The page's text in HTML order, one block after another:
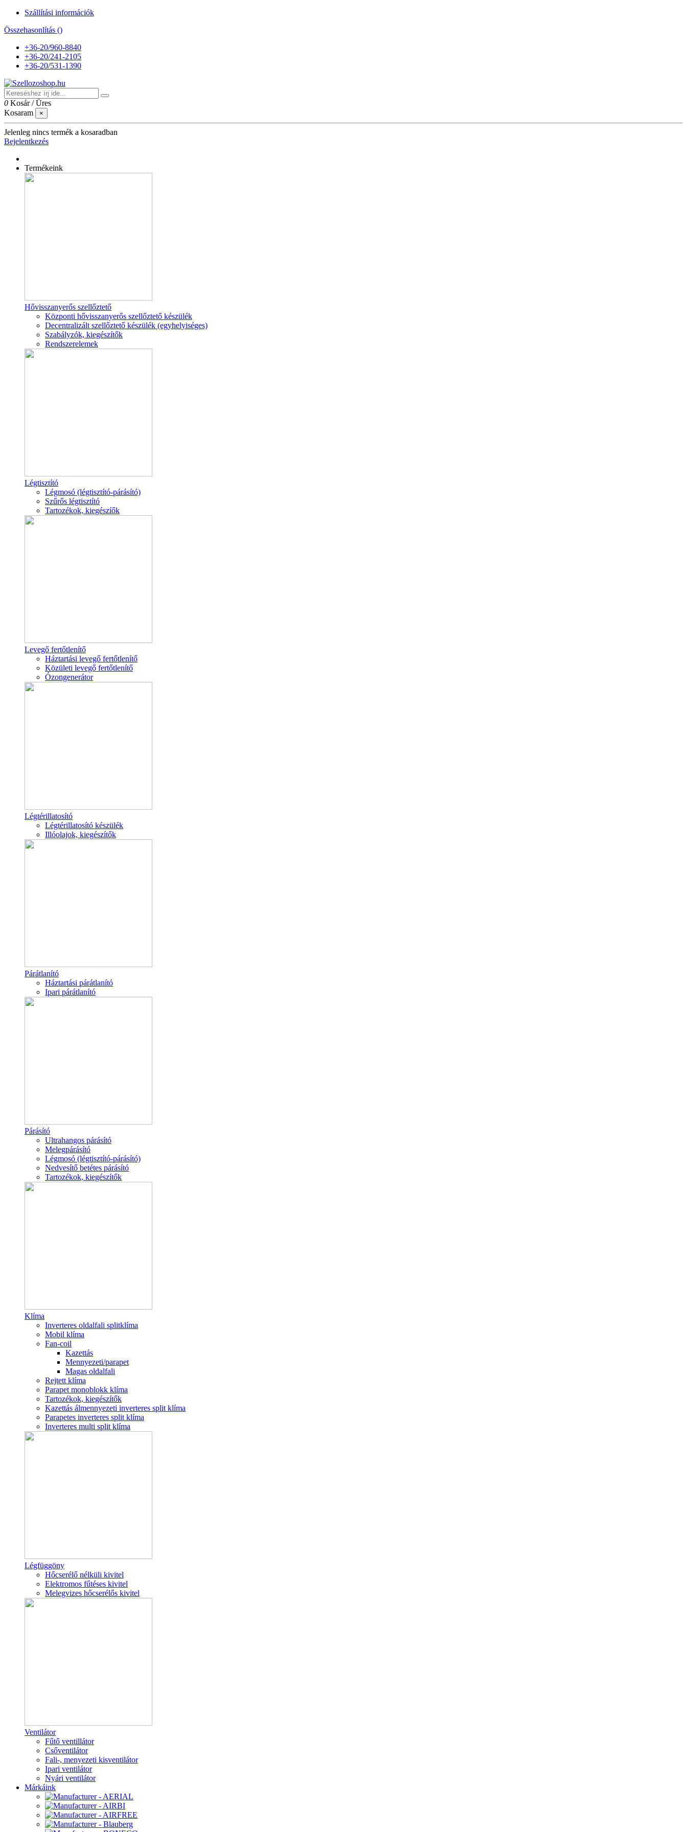
Szállítási információk
Összehasonlítás ()
+36-20/960-8840
+36-20/241-2105
+36-20/531-1390
0 Kosár /Üres
Kosaram
×
Jelenleg nincs termék a kosaradban
Bejelentkezés
Termékeink
Hővisszanyerős szellőztető
Központi hővisszanyerős szellőztető készülék
Decentralizált szellőztető készülék (egyhelyiséges)
Szabályzók, kiegészítők
Rendszerelemek
Légtisztító
Légmosó (légtisztító-párásító)
Szűrős légtisztító
Tartozékok, kiegészíők
Levegő fertőtlenítő
Háztartási levegő fertőtlenítő
Közületi levegő fertőtlenítő
Ózongenerátor
Légtérillatosító
Légtérillatosító készülék
Illóolajok, kiegészítők
Párátlanító
Háztartási párátlanító
Ipari párátlanító
Párásító
Ultrahangos párásító
Melegpárásító
Légmosó (légtisztító-párásító)
Nedvesítő betétes párásító
Tartozékok, kiegészítők
Klíma
Inverteres oldalfali splitklíma
Mobil klíma
Fan-coil
Kazettás
Mennyezeti/parapet
Magas oldalfali
Rejtett klíma
Parapet monoblokk klíma
Tartozékok, kiegészítők
Kazettás álmennyezeti inverteres split klíma
Parapetes inverteres split klíma
Inverteres multi split klíma
Légfüggöny
Hőcserélő nélküli kivitel
Elektromos fűtéses kivitel
Melegvizes hőcserélős kivitel
Ventilátor
Fűtő ventillátor
Csőventilátor
Fali-, menyezeti kisventilátor
Ipari ventilátor
Nyári ventilátor
Márkáink